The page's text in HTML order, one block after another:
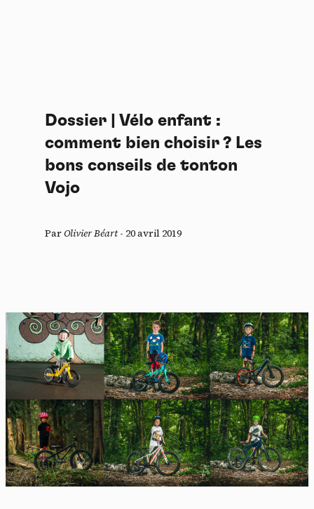
Dossier | Vélo enfant :
comment bien choisir ? Les
bons conseils de tonton
Vojo
ParOlivier Béart- 20 avril 2019